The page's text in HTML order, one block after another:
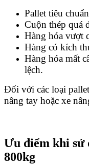
Pallet tiêu
Cuộn thép quá
Hàng hóa vượt
Hàng có kích
Hàng hóa mất
lệch.
Đối với các loại
nâng tay hoặc xe
Ưu điểm khi sử
800kg